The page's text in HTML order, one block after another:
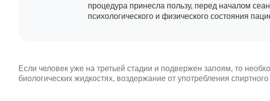
процедура принесла пользу, перед началом
психологического и физического состояния
Если человек уже на третьей стадии и подвержен запоям, то
биологических жидкостях, воздержание от употребления